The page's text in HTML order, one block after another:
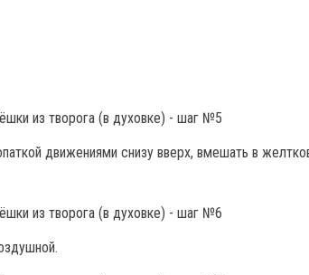
движениями снизу вверх, вмешать в